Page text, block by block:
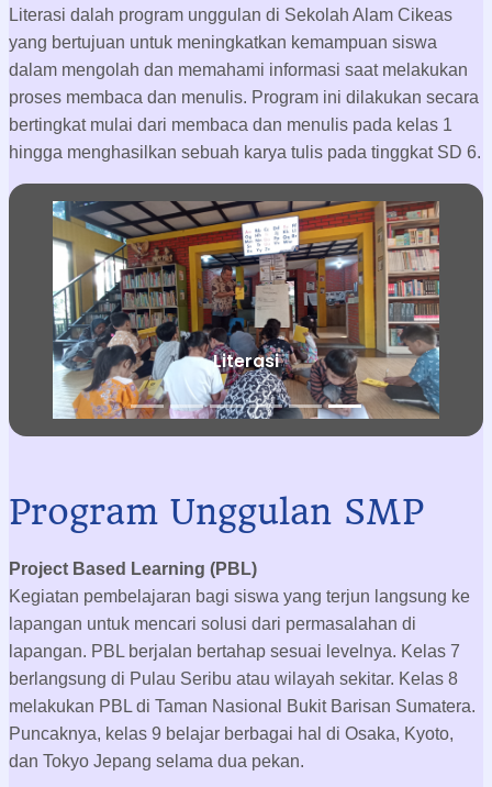
untuk konservasi lingkungan (alam) tersebut. Kegiatan
belajarnya meliputi menanam, observasi, dan wawancara.
Lingkungannya terdiri dari biotik (hidup) dan abiotik (tak
hidup) dan integrasi dengan pembelajarannya meliputi
sosial, ekonomi, ekologi untuk mencapai sustainability
(keberkelanjutan).
Literasi
Literasi dalah program unggulan di Sekolah Alam Cikeas
yang bertujuan untuk meningkatkan kemampuan siswa
dalam mengolah dan memahami informasi saat melakukan
proses membaca dan menulis. Program ini dilakukan secara
bertingkat mulai dari membaca dan menulis pada kelas 1
hingga menghasilkan sebuah karya tulis pada tinggkat SD 6.